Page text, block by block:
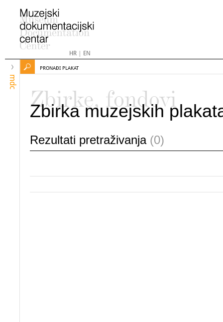
HR| EN
mdc
PRONAĐI PLAKAT
Zbirke, fondovi
Zbirka muzejskih
Rezultati pretraživanja (0)